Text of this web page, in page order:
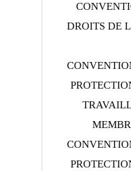
DROITS DE